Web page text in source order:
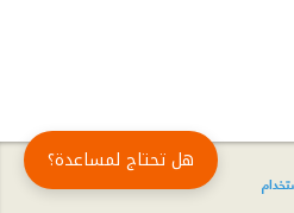
هل تحتاج لمساعدة؟